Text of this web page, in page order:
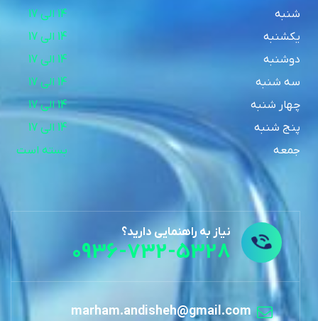
شنبه
یکشنبه
دوشنبه
سه شنبه
چهار شنبه
14 الی 17
پنج شنبه
14 الی 17
جمعه
بسته است
نیاز به راهنمایی دارید؟
0936-732-5328
marham.andisheh@gmail.com